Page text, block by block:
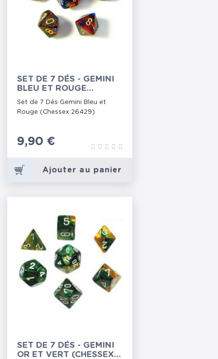
SET DE 7 DÉS - GEMINI
BLEU ET ROUGE
(CHESSEX 26429)
Set de 7 Dés Gemini Bleu et
Rouge (Chessex 26429)
Prix
9,90 €
Ajouter au panier
SET DE 7 DÉS - GEMINI
OR ET VERT (CHESSEX